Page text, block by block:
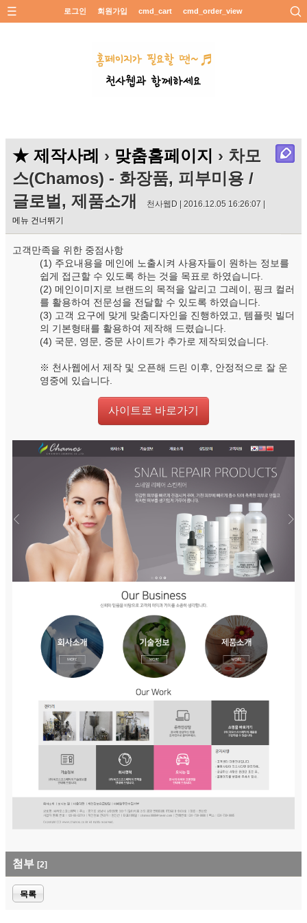
로그인 회원가입 cmd_cart cmd_order_view
★ 제작사례 › 맞춤홈페이지 › 차모
스(Chamos) - 화장품, 피부미용 /
글로벌, 제품소개
천사웹D | 2016.12.05 16:26:07 |
메뉴 건너뛰기
고객만족을 위한 중점사항
(1) 주요내용을 메인에 노출시켜 사용자들이 원하는 정보를
쉽게 접근할 수 있도록 하는 것을 목표로 하였습니다.
(2) 메인이미지로 브랜드의 목적을 알리고 그레이, 핑크 컬러
를 활용하여 전문성을 전달할 수 있도록 하였습니다.
(3) 고객 요구에 맞게 맞춤디자인을 진행하였고, 템플릿 빌더
의 기본형태를 활용하여 제작해 드렸습니다.
(4) 국문, 영문, 중문 사이트가 추가로 제작되었습니다.
※ 천사웹에서 제작 및 오픈해 드린 이후, 안정적으로 잘 운
영중에 있습니다.
사이트로 바로가기
첨부 [2]
목록